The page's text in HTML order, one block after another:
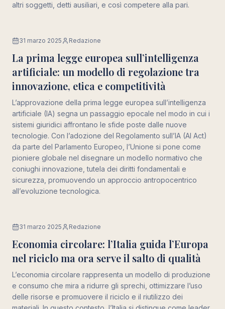
altri soggetti, detti ausiliari, e così competere alla pari.
Economia
31 marzo 2025 Redazione
La prima legge europea sull’intelligenza
artificiale: un modello di regolazione tra
innovazione, etica e competitività
L’approvazione della prima legge europea sull’intelligenza
artificiale (IA) segna un passaggio epocale nel modo in cui i
sistemi giuridici affrontano le sfide poste dalle nuove
tecnologie. Con l’adozione del Regolamento sull’IA (AI Act)
da parte del Parlamento Europeo, l’Unione si pone come
pioniere globale nel disegnare un modello normativo che
coniughi innovazione, tutela dei diritti fondamentali e
sicurezza, promuovendo un approccio antropocentrico
all’evoluzione tecnologica.
Economia
31 marzo 2025 Redazione
Economia circolare: l’Italia guida l’Europa
nel riciclo ma ora serve il salto di qualità
L’economia circolare rappresenta un modello di produzione
e consumo che mira a ridurre gli sprechi, ottimizzare l’uso
delle risorse e promuovere il riciclo e il riutilizzo dei